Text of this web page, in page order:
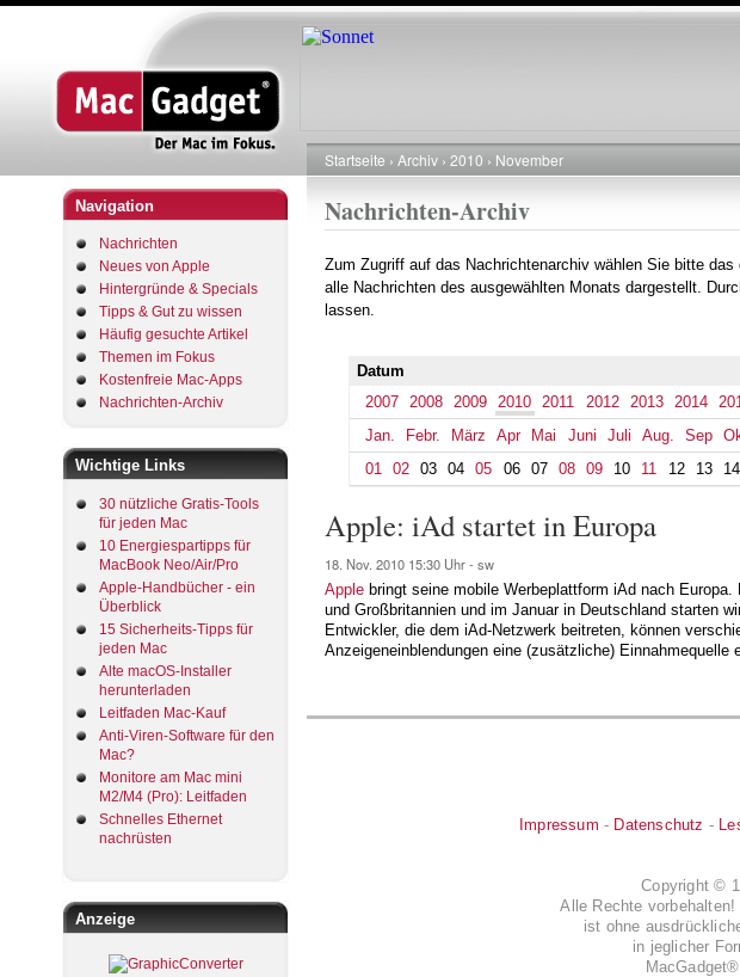
Navigation
Nachrichten
Neues von Apple
Hintergründe & Specials
Tipps & Gut zu wissen
Häufig gesuchte Artikel
Themen im Fokus
Kostenfreie Mac-Apps
Nachrichten-Archiv
Wichtige Links
30 nützliche Gratis-Tools
für jeden Mac
10 Energiespartipps für
MacBook Neo/Air/Pro
Apple-Handbücher - ein
Überblick
15 Sicherheits-Tipps für
jeden Mac
Alte macOS-Installer
herunterladen
Leitfaden Mac-Kauf
Anti-Viren-Software für den
Mac?
Monitore am Mac mini
M2/M4 (Pro): Leitfaden
Schnelles Ethernet
nachrüsten
Anzeige
Pfadnavigation
Startseite Archiv 2010 November
Nachrichten-Archiv
Zum Zugriff auf das Nachrichtenarchiv wählen Sie bitte
alle Nachrichten des ausgewählten Monats dargestellt.
lassen.
Datum
2007
2008 2009 2010 2011 2012 2013 2014
Jan.
Febr. März Apr Mai Juni Juli Aug. Sep
01
02 03 04 05 06 07 08 09 10 11 12 13 14
Apple: iAd startet in Europa
18. Nov. 2010 15:30 Uhr - sw
Apple bringt seine mobile Werbeplattform iAd nach
und Großbritannien und im Januar in Deutschland starten
Entwickler, die dem iAd-Netzwerk beitreten, können
Anzeigeneinblendungen eine (zusätzliche) Einnahmequelle
Impressum - Datenschutz -
Copyright ©
Alle Rechte
ist ohne
in jeglicher